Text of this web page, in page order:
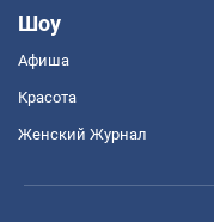
Шоу
Афиша
Красота
Женский Журнал